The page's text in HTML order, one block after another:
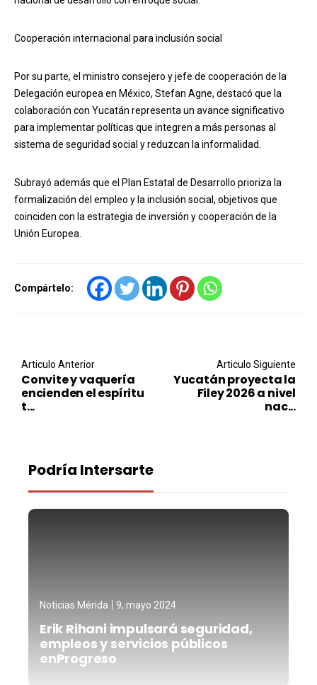
Cooperación internacional para inclusión social
Por su parte, el ministro consejero y jefe de cooperación de la
Delegación europea en México, Stefan Agne, destacó que la
colaboración con Yucatán representa un avance significativo
para implementar políticas que integren a más personas al
sistema de seguridad social y reduzcan la informalidad.
Subrayó además que el Plan Estatal de Desarrollo prioriza la
formalización del empleo y la inclusión social, objetivos que
coinciden con la estrategia de inversión y cooperación de la
Unión Europea.
Compártelo:
Post navigation
Articulo Anterior
Convite y vaquería
encienden el espíritu
t...
Articulo Siguiente
Yucatán proyecta la
Filey 2026 a nivel
nac...
Podría Intersarte
Noticias Mérida 9, mayo 2024
Erik Rihani impulsará seguridad,
empleos y servicios públicos
enProgreso